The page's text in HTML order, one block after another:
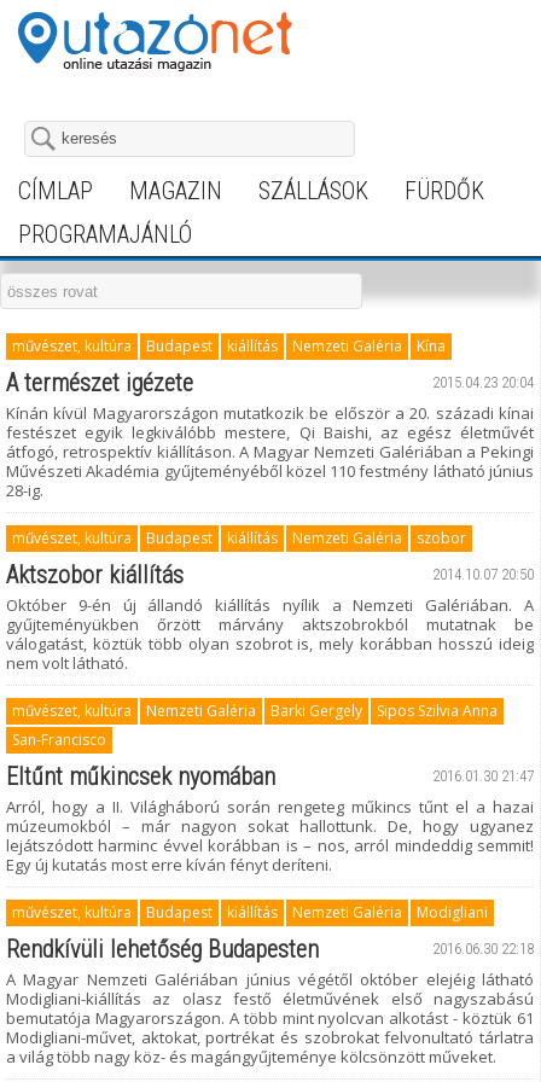
CÍMLAP MAGAZIN SZÁLLÁSOK
FÜRDŐK
PROGRAMAJÁNLÓ
művészet, kultúra Budapest kiállítás Nemzeti Galéria Kína
2015.04.23 20:04
A természet igézete
Kínán kívül Magyarországon mutatkozik be először a 20. századi kínai
festészet egyik legkiválóbb mestere, Qi Baishi, az egész életművét
átfogó, retrospektív kiállításon. A Magyar Nemzeti Galériában a Pekingi
Művészeti Akadémia gyűjteményéből közel 110 festmény látható június
28-ig.
művészet, kultúra Budapest kiállítás Nemzeti Galéria szobor
2014.10.07 20:50
Aktszobor kiállítás
Október 9-én új állandó kiállítás nyílik a Nemzeti Galériában. A
gyűjteményükben őrzött márvány aktszobrokból mutatnak be
válogatást, köztük több olyan szobrot is, mely korábban hosszú ideig
nem volt látható.
művészet, kultúra Nemzeti Galéria Barki Gergely
Sipos Szilvia Anna
San-Francisco
2016.01.30 21:47
Eltűnt műkincsek nyomában
Arról, hogy a II. Világháború során rengeteg műkincs tűnt el a hazai
múzeumokból – már nagyon sokat hallottunk. De, hogy ugyanez
lejátszódott harminc évvel korábban is – nos, arról mindeddig semmit!
Egy új kutatás most erre kíván fényt deríteni.
művészet, kultúra Budapest kiállítás Nemzeti Galéria Modigliani
2016.06.30 22:18
Rendkívüli lehetőség Budapesten
A Magyar Nemzeti Galériában június végétől október elejéig látható
Modigliani-kiállítás az olasz festő életművének első nagyszabású
bemutatója Magyarországon. A több mint nyolcvan alkotást - köztük 61
Modigliani-művet, aktokat, portrékat és szobrokat felvonultató tárlatra
a világ több nagy köz- és magángyűjteménye kölcsönzött műveket.